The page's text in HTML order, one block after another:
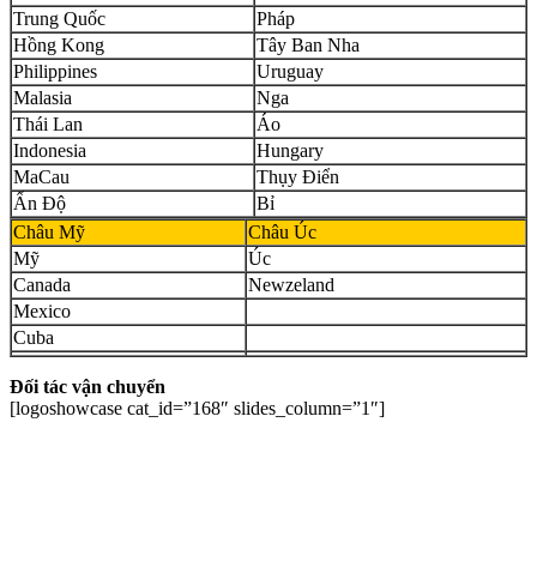
Trung Quốc
Pháp
Hồng Kong
Tây Ban Nha
Philippines
Uruguay
Malasia
Nga
Thái Lan
Áo
Indonesia
Hungary
MaCau
Thụy Điển
Ấn Độ
Bỉ
Châu Mỹ
Châu Úc
Mỹ
Úc
Canada
Newzeland
Mexico
Cuba
Đối tác vận chuyển
[logoshowcase cat_id=”168″ slides_column=”1″]